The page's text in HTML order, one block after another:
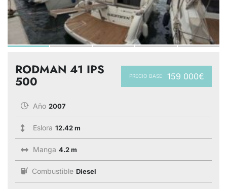
PRECIO BASE: 159 000€
RODMAN 41 IPS
500
Año 2007
Eslora 12.42 m
Manga 4.2 m
Combustible Diesel